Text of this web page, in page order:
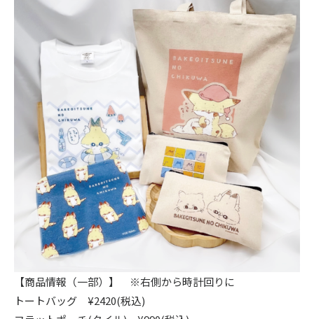
【商品情報（一部）】 ※右側から時計回りに
トートバッグ ¥2420(税込)